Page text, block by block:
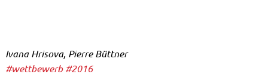
Ivana Hrisova, Pierre Büttner
#wettbewerb #2016